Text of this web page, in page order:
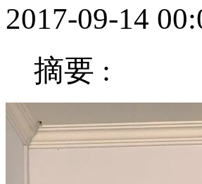
2017-09-14
摘要 :